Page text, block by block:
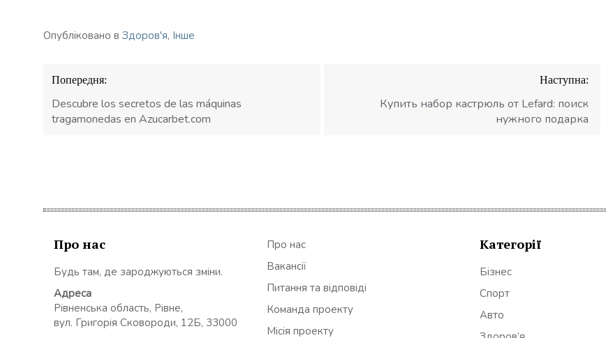
Опубліковано в Здоров'я, Інше
Навігація
записів
Попередня:
Descubre los secretos de las máquinas
tragamonedas en Azucarbet.com
Наступна:
Купить набор кастрюль от Lefard: поиск
нужного подарка
Про нас
Будь там, де зароджуються зміни.
Адреса
Рівненська область, Рівне,
вул. Григорія Сковороди, 12Б, 33000
Про нас
Вакансії
Питання та відповіді
Команда проекту
Місія проекту
Категорії
Бізнес
Спорт
Авто